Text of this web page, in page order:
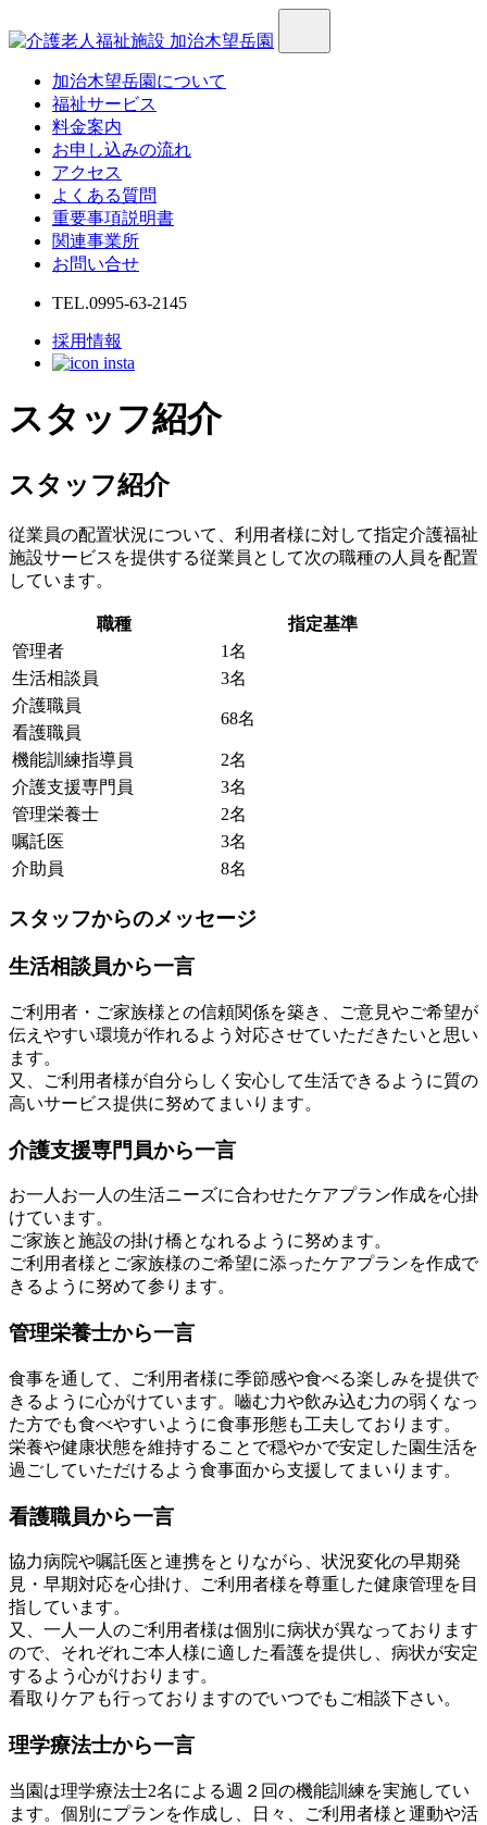
加治木望岳園について
福祉サービス
料金案内
お申し込みの流れ
アクセス
よくある質問
重要事項説明書
関連事業所
お問い合せ
TEL.0995-63-2145
採用情報
スタッフ紹介
スタッフ紹介
従業員の配置状況について、利用者様に対して指定介護福祉
施設サービスを提供する従業員として次の職種の人員を配置
しています。
職種
指定基準
管理者
1名
生活相談員
3名
介護職員
68名
看護職員
機能訓練指導員
2名
介護支援専門員
3名
管理栄養士
2名
嘱託医
3名
介助員
8名
スタッフからのメッセージ
生活相談員から一言
ご利用者・ご家族様との信頼関係を築き、ご意見やご希望が
伝えやすい環境が作れるよう対応させていただきたいと思い
ます。
又、ご利用者様が自分らしく安心して生活できるように質の
高いサービス提供に努めてまいります。
介護支援専門員から一言
お一人お一人の生活ニーズに合わせたケアプラン作成を心掛
けています。
ご家族と施設の掛け橋となれるように努めます。
ご利用者様とご家族様のご希望に添ったケアプランを作成で
きるように努めて参ります。
管理栄養士から一言
食事を通して、ご利用者様に季節感や食べる楽しみを提供で
きるように心がけています。嚙む力や飲み込む力の弱くなっ
た方でも食べやすいように食事形態も工夫しております。
栄養や健康状態を維持することで穏やかで安定した園生活を
過ごしていただけるよう食事面から支援してまいります。
看護職員から一言
協力病院や嘱託医と連携をとりながら、状況変化の早期発
見・早期対応を心掛け、ご利用者様を尊重した健康管理を目
指しています。
又、一人一人のご利用者様は個別に病状が異なっております
ので、それぞれご本人様に適した看護を提供し、病状が安定
するよう心がけおります。
看取りケアも行っておりますのでいつでもご相談下さい。
理学療法士から一言
当園は理学療法士2名による週２回の機能訓練を実施してい
ます。個別にプランを作成し、日々、ご利用者様と運動や活